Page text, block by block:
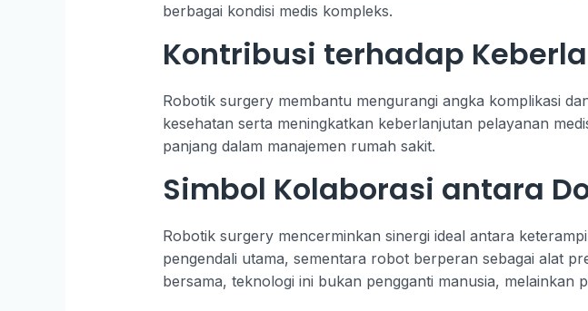
berbagai kondisi medis kompleks.
Kontribusi terhadap
Robotik surgery membantu mengurangi angka komplikasi
kesehatan serta meningkatkan keberlanjutan pelayanan
panjang dalam manajemen rumah sakit.
Simbol Kolaborasi antara
Robotik surgery mencerminkan sinergi ideal antara
pengendali utama, sementara robot berperan sebagai alat
bersama, teknologi ini bukan pengganti manusia, melainkan